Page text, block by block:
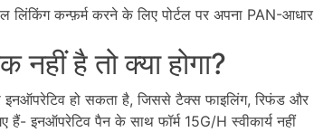
कन्फ़र्म करने के लिए पोर्टल पर अपना PAN-आधार
है तो क्या होगा?
हो सकता है, जिससे टैक्स फाइलिंग, रिफंड और
इनऑपरेटिव पैन के साथ फॉर्म 15G/H स्वीकार्य नहीं